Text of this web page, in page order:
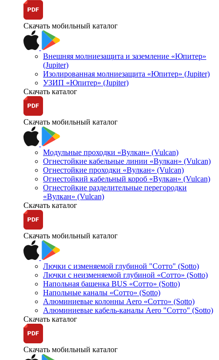
Скачать мобильный каталог
Внешняя молниезащита и заземление «Юпитер»
(Jupiter)
Изолированная молниезащита «Юпитер» (Jupiter)
УЗИП «Юпитер» (Jupiter)
Скачать каталог
Скачать мобильный каталог
Модульные проходки «Вулкан» (Vulcan)
Огнестойкие кабельные линии «Вулкан» (Vulcan)
Огнестойкие проходки «Вулкан» (Vulcan)
Огнестойкий кабельный короб «Вулкан» (Vulcan)
Огнестойкие разделительные перегородки
«Вулкан» (Vulcan)
Скачать каталог
Скачать мобильный каталог
Лючки с изменяемой глубиной "Сотто" (Sotto)
Лючки с неизменяемой глубиной «Сотто» (Sotto)
Напольная башенка BUS «Сотто» (Sotto)
Напольные каналы «Сотто» (Sotto)
Алюминиевые колонны Aero «Сотто» (Sotto)
Алюминиевые кабель-каналы Aero "Сотто" (Sotto)
Скачать каталог
Скачать мобильный каталог